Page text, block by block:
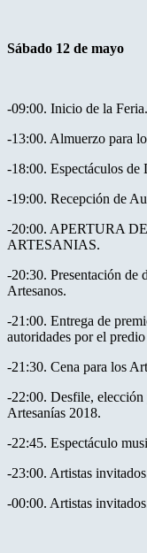
Sábado 12 de mayo
-09:00. Inicio de la Feria.
-13:00. Almuerzo para
-18:00. Espectáculos de
-19:00. Recepción de
-20:00. APERTURA
ARTESANIAS.
-20:30. Presentación de
Artesanos.
-21:00. Entrega de
autoridades por el
-21:30. Cena para los
-22:00. Desfile,
Artesanías 2018.
-22:45. Espectáculo
-23:00. Artistas
-00:00. Artistas